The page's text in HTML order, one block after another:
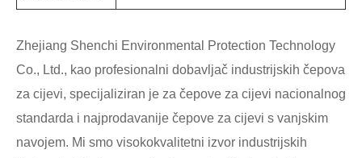
Zhejiang Shenchi Environmental Protection Technology
Co., Ltd., kao profesionalni dobavljač industrijskih čepova
za cijevi, specijaliziran je za čepove za cijevi nacionalnog
standarda i najprodavanije čepove za cijevi s vanjskim
navojem. Mi smo visokokvalitetni izvor industrijskih